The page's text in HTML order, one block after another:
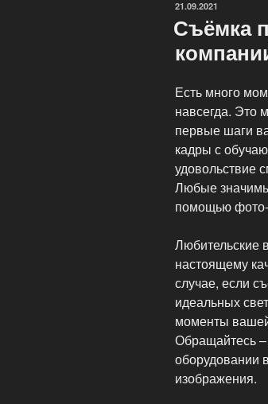
ОПУБЛИКОВАНО
21.09.2021
Съёмка
Есть много
навсегда. Это
первые шаги
кадры с
удовольствие
Любые
помощью фото-
Любительские
настоящему
случае, если
идеальных
моменты
Обращайтесь
оборудовании
изображения.